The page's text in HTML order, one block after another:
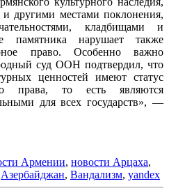
и другими местами поклонения,
кладбищами и
памятника нарушает также
право. Особенно важно
суд ООН подтвердил, что
ценностей имеют статус
права, то есть являются
для всех государств», —
Армении, новости Арцаха,
Азербайджан, Вандализм, yandex